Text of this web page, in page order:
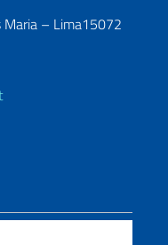
Maria – Lima15072